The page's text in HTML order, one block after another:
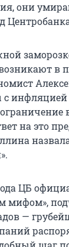
они
в
с
на это
ЦБ
мифом»,
—